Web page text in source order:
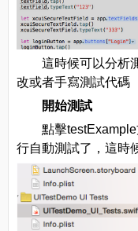
這時候可以分析
改或者手寫測試代碼
開始測試
點擊
行自動測試了，這時